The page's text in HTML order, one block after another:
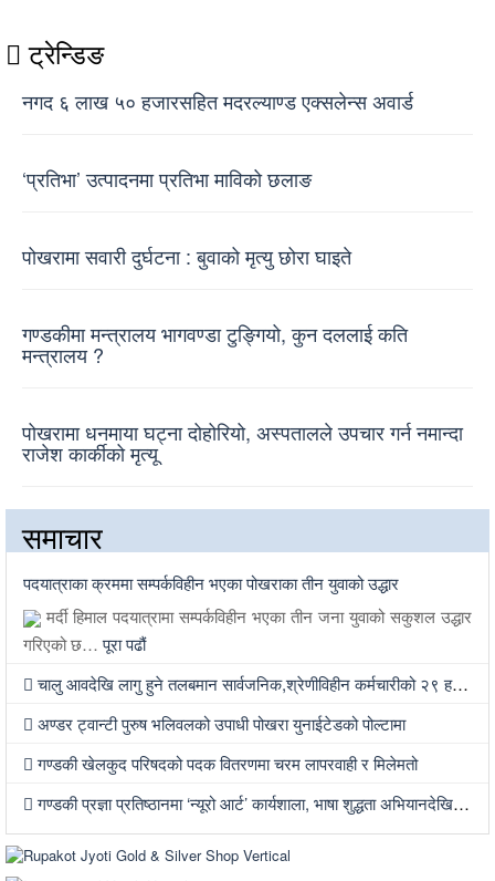
ट्रेन्डिङ
नगद ६ लाख ५० हजारसहित मदरल्याण्ड एक्सलेन्स अवार्ड
‘प्रतिभा’ उत्पादनमा प्रतिभा माविको छलाङ
पोखरामा सवारी दुर्घटना : बुवाको मृत्यु छोरा घाइते
गण्डकीमा मन्त्रालय भागवण्डा टुङ्गियो, कुन दललाई कति
मन्त्रालय ?
पोखरामा धनमाया घट्ना दोहोरियो, अस्पतालले उपचार गर्न नमान्दा
राजेश कार्कीको मृत्यू
समाचार
पदयात्राका क्रममा सम्पर्कविहीन भएका पोखराका तीन युवाको उद्धार
मर्दी हिमाल पदयात्रामा सम्पर्कविहीन भएका तीन जना युवाको सकुशल उद्धार
गरिएको छ…पूरा पढौं
चालु आवदेखि लागु हुने तलबमान सार्वजनिक,श्रेणीविहीन कर्मचारीको २९ हजार, मुख्य सचिवको ९० हजार बढी
अण्डर ट्वान्टी पुरुष भलिवलको उपाधी पोखरा युनाईटेडको पोल्टामा
गण्डकी खेलकुद परिषदको पदक वितरणमा चरम लापरवाही र मिलेमतो
गण्डकी प्रज्ञा प्रतिष्ठानमा ‘न्यूरो आर्ट’ कार्यशाला, भाषा शुद्धता अभियानदेखि अनुसन्धान प्रवर्द्धनसम्मका कार्यक्रम हुँदै